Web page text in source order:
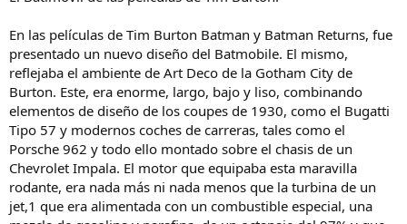
En las películas de Tim Burton Batman y Batman Returns, fue
presentado un nuevo diseño del Batmobile. El mismo,
reflejaba el ambiente de Art Deco de la Gotham City de
Burton. Este, era enorme, largo, bajo y liso, combinando
elementos de diseño de los coupes de 1930, como el Bugatti
Tipo 57 y modernos coches de carreras, tales como el
Porsche 962 y todo ello montado sobre el chasis de un
Chevrolet Impala. El motor que equipaba esta maravilla
rodante, era nada más ni nada menos que la turbina de un
jet,1 que era alimentada con un combustible especial, una